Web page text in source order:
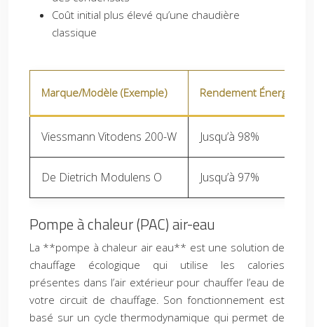
Coût initial plus élevé qu’une chaudière
classique
Marque/Modèle (Exemple) Rendement
Viessmann Vitodens 200-W Jusqu’à 98%
De Dietrich Modulens O Jusqu’à 97%
Pompe à chaleur (PAC) air-eau
La **pompe à chaleur air eau** est une solution de
chauffage écologique qui utilise les calories
présentes dans l’air extérieur pour chauffer l’eau de
votre circuit de chauffage. Son fonctionnement est
basé sur un cycle thermodynamique qui permet de